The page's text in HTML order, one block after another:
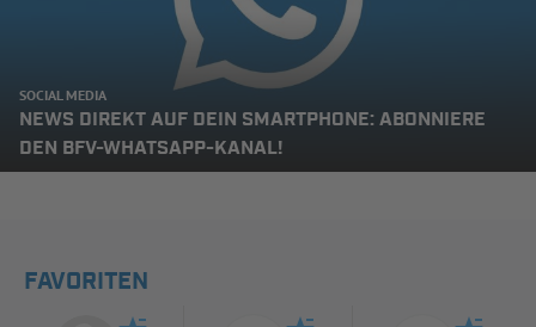
SOCIAL MEDIA
NEWS DIREKT AUF DEIN SMARTPHONE: ABONNIERE
DEN BFV-WHATSAPP-KANAL!
FAVORITEN